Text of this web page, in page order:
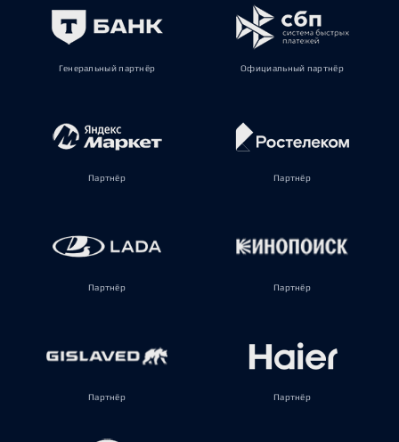
Генеральный партнёр Официальный партнёр
Партнёр Партнёр
Партнёр Партнёр
Партнёр Партнёр